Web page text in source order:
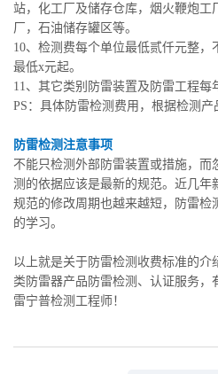
站，化工厂及储存仓库，烟火鞭炮工
厂，石油储存罐区等。
10、检测费每个单位最低贰仟元整
最低x元起。
11、其它类别防雷装置及防雷工程每
PS：具体防雷检测费用，根据检测产
防雷检测注意事项
不能只检测外部防雷装置或措施，而
测的依据应该是最新的规范。近几年
规范的修改周期也越来越短，防雷检
的学习。
以上就是关于防雷检测收费标准的介
类防雷器产品防雷检测、认证服务，
雷宁普检测工程师！